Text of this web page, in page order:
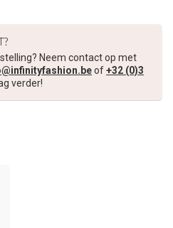
Neem contact op met
of+32 (0)3
verder!
ontvang
aankoop! 😀
bestelwaarde van €45,00